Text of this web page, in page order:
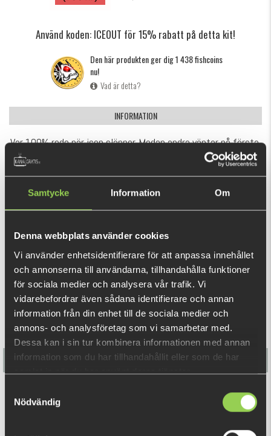
Samtycke Information Om
Denna webbplats använder cookies
Vi använder enhetsidentifierare för att anpassa innehållet
och annonserna till användarna, tillhandahålla funktioner
för sociala medier och analysera vår trafik. Vi
vidarebefordrar även sådana identifierare och annan
information från din enhet till de sociala medier och
annons- och analysföretag som vi samarbetar med.
Dessa kan i sin tur kombinera informationen med annan
information som du har tillhandahållit eller som de har
samlat in när du har använt deras tjänster.
Nödvändig
Använd koden: ICEOUT för 15% rabatt på detta kit!
Den här produkten ger dig 1 438 fishcoins
nu!
Vad är detta?
INFORMATION
Var 100% redo när isen släpper. Medan andra väntar på första
öppna viken har du redan fyllt betesboxen.
Det här kitet är noggrant sammansatt för kallt vårvatten
och försiktiga, tröga hugg. Här får du beten med rätt gång,
rätt siluett och beprövade färger som levererar under de allra
första passen efter islossning.
När gäddan är seg och huggen är försiktiga gäller det att
fiska smart och med rätt grejer. Förbered dig i god tid, så är
du redo att kliva ut och börja kasta direkt när läget är
perfekt.
Kitet innehåller:
2x Flatnose Shad Jr 15cm - Crystal Pike
2x Nettel Juvenile 19cm - Spotted Bullhead
1x Flatnose Dragon - Golddigger
2x Monkey Frog 15cm - Motoroil Star Back Gold
1x Hooligan Roach JR 15cm - Picasso
REKOMMENDERADE PRODUKTER